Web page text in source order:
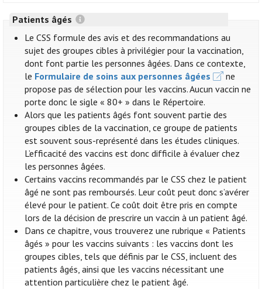
Patients âgés
Le CSS formule des avis et des recommandations au
sujet des groupes cibles à privilégier pour la vaccination,
dont font partie les personnes âgées. Dans ce contexte,
le Formulaire de soins aux personnes âgées
ne
propose pas de sélection pour les vaccins. Aucun vaccin ne
porte donc le sigle « 80+ » dans le Répertoire.
Alors que les patients âgés font souvent partie des
groupes cibles de la vaccination, ce groupe de patients
est souvent sous-représenté dans les études cliniques.
L’efficacité des vaccins est donc difficile à évaluer chez
les personnes âgées.
Certains vaccins recommandés par le CSS chez le patient
âgé ne sont pas remboursés. Leur coût peut donc s’avérer
élevé pour le patient. Ce coût doit être pris en compte
lors de la décision de prescrire un vaccin à un patient âgé.
Dans ce chapitre, vous trouverez une rubrique « Patients
âgés » pour les vaccins suivants : les vaccins dont les
groupes cibles, tels que définis par le CSS, incluent des
patients âgés, ainsi que les vaccins nécessitant une
attention particulière chez le patient âgé.